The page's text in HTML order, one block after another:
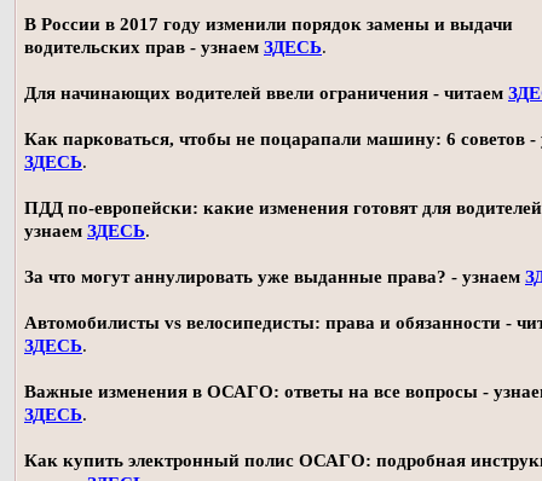
В России в 2017 году изменили порядок замены и выдачи
водительских прав - узнаем ЗДЕСЬ.
Для начинающих водителей ввели ограничения - читаем
Как парковаться, чтобы не поцарапали машину: 6 советов -
ЗДЕСЬ.
ПДД по-европейски: какие изменения готовят для
узнаем ЗДЕСЬ.
За что могут аннулировать уже выданные права? - узнаем
Автомобилисты vs велосипедисты: права и обязанности -
ЗДЕСЬ.
Важные изменения в ОСАГО: ответы на все вопросы -
ЗДЕСЬ.
Как купить электронный полис ОСАГО: подробная